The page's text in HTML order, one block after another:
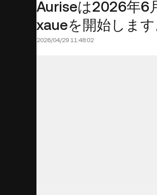
Auriseは2026年6
xaueを開始します
2026/04/29 11:48:02